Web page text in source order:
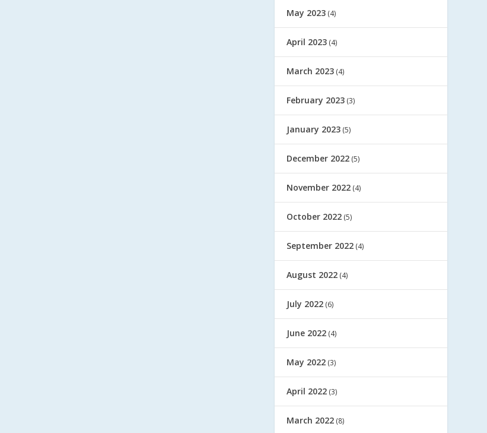
May 2023 (4)
April 2023 (4)
March 2023 (4)
February 2023 (3)
January 2023 (5)
December 2022 (5)
November 2022 (4)
October 2022 (5)
September 2022 (4)
August 2022 (4)
July 2022 (6)
June 2022 (4)
May 2022 (3)
April 2022 (3)
March 2022 (8)